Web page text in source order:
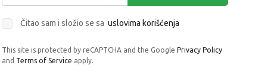
Čitao sam i složio se sa uslovima korišćenja
This site is protected by reCAPTCHA and the Google Privacy Policy
and Terms of Service apply.